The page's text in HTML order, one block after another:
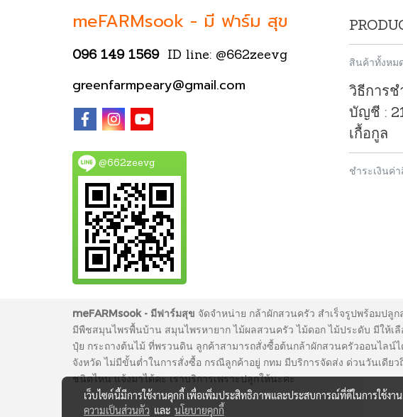
meFARMsook - มี ฟาร์ม สุข
096 149 1569 ID line: @662zeevg
greenfarmpeary@gmail.com
@662zeevg
สินค้าทั้งหม
วิธีการช
บัญชี :
เกื้อกูล
ชำระเงินค่
meFARMsook - มีฟาร์มสุข จัดจำหน่าย กล้าผักสวนครัว สำเร็จรูปพร้อมปลู
มีพืชสมุนไพรพื้นบ้าน สมุนไพรหายาก ไม้ผลสวนครัว ไม้ดอก ไม้ประดับ มีให้
ปุ๋ย กระถางต้นไม้ ที่พรวนดิน ลูกค้าสามารถสั่งซื้อต้นกล้าผักสวนครัวออนไลน์
จังหวัด ไม่มีขั้นต่ำในการสั่งซื้อ กรณีลูกค้าอยู่ กทม มีบริการจัดส่ง ด่วนวันเดีย
ชนิดไหน แจ้งมาได้คะ เราบริการเพราะปลูกให้นะคะ
เว็บไซต์นี้มีการใช้งานคุกกี้ เพื่อเพิ่มประสิทธิภาพและประสบการณ์ที่ดีในการใช้งา
ความเป็นส่วนตัว และ นโยบายคุกกี้